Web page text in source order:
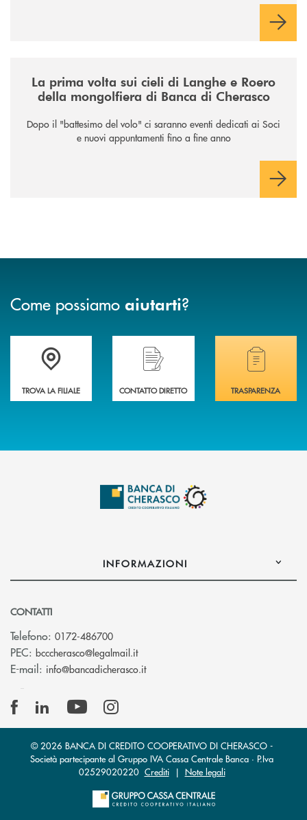
La prima volta sui cieli di Langhe e Roero
della mongolfiera di Banca di Cherasco
Dopo il "battesimo del volo" ci saranno eventi dedicati ai Soci
e nuovi appuntamenti fino a fine anno
Come possiamo aiutarti?
Accedi all' elenco completo delle filiali .
TROVA LA FILIALE
Hai bisogno di assistenza immediata?
CONTATTO DIRETTO
Hai bisogno di
TRASPARENZA
INFORMAZIONI
CONTATTI
Telefono: 0172-486700
PEC: bcccherasco@legalmail.it(si apre l’app di posta elettronica)
E-mail: info@bancadicherasco.it(si apre l’app di posta elettronica)
© 2026 BANCA DI CREDITO COOPERATIVO DI CHERASCO -
Società partecipante al Gruppo IVA Cassa Centrale Banca · P.Iva
02529020220 Crediti| Note legali